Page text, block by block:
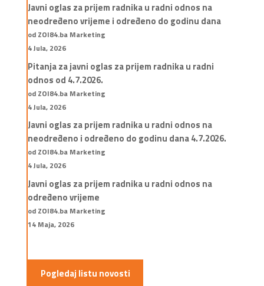
Javni oglas za prijem radnika u radni odnos na
neodređeno vrijeme i određeno do godinu dana
od ZOI84.ba Marketing
4 Jula, 2026
Pitanja za javni oglas za prijem radnika u radni
odnos od 4.7.2026.
od ZOI84.ba Marketing
4 Jula, 2026
Javni oglas za prijem radnika u radni odnos na
neodređeno i određeno do godinu dana 4.7.2026.
od ZOI84.ba Marketing
4 Jula, 2026
Javni oglas za prijem radnika u radni odnos na
određeno vrijeme
od ZOI84.ba Marketing
14 Maja, 2026
Pogledaj listu novosti